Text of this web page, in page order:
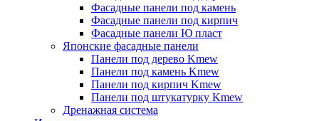
Фасадные панели под камень
Фасадные панели под кирпич
Фасадные панели Ю пласт
Японские фасадные панели
Панели под дерево Kmew
Панели под камень Kmew
Панели под кирпич Kmew
Панели под штукатурку Kmew
Дренажная система